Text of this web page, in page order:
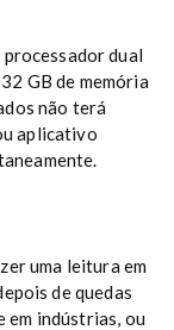
dual
GB de memória
não terá
aplicativo
uma leitura em
de quedas
em indústrias, ou